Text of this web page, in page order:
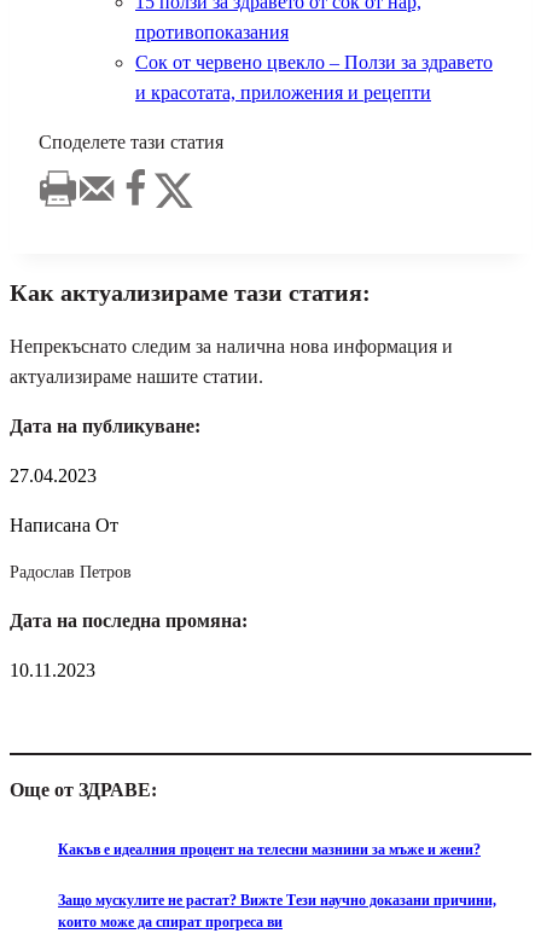
противопоказания
Сок от червено цвекло – Ползи за здравето
и красотата, приложения и рецепти
Споделете тази статия
Как актуализираме тази статия:
Непрекъснато следим за налична нова информация и
актуализираме нашите статии.
Дата на публикуване:
27.04.2023
Написана От
Радослав Петров
Дата на последна промяна:
10.11.2023
Още от ЗДРАВЕ:
Какъв е идеалния процент на телесни мазнини за мъже и жени?
Защо мускулите не растат? Вижте Тези научно доказани причини,
които може да спират прогреса ви